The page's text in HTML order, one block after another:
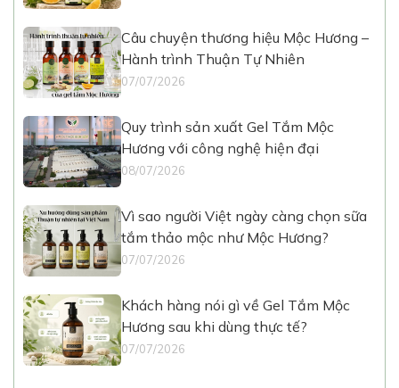
Câu chuyện thương hiệu Mộc Hương –
Hành trình Thuận Tự Nhiên
07/07/2026
Quy trình sản xuất Gel Tắm Mộc
Hương với công nghệ hiện đại
08/07/2026
Vì sao người Việt ngày càng chọn sữa
tắm thảo mộc như Mộc Hương?
07/07/2026
Khách hàng nói gì về Gel Tắm Mộc
Hương sau khi dùng thực tế?
07/07/2026